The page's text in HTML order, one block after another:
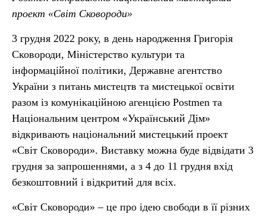
проект «Світ Сковороди»
3 грудня 2022 року, в день народження Григорія
Сковороди, Міністерство культури та
інформаційної політики, Державне агентство
України з питань мистецтв та мистецької освіти
разом із комунікаційною агенцією Postmen та
Національним центром «Український Дім»
відкривають національний мистецький проект
«Світ Сковороди». Виставку можна буде відвідати 3
грудня за запрошеннями, а з 4 до 11 грудня вхід
безкоштовний і відкритий для всіх.
«Світ Сковороди» – це про ідею свободи в її різних